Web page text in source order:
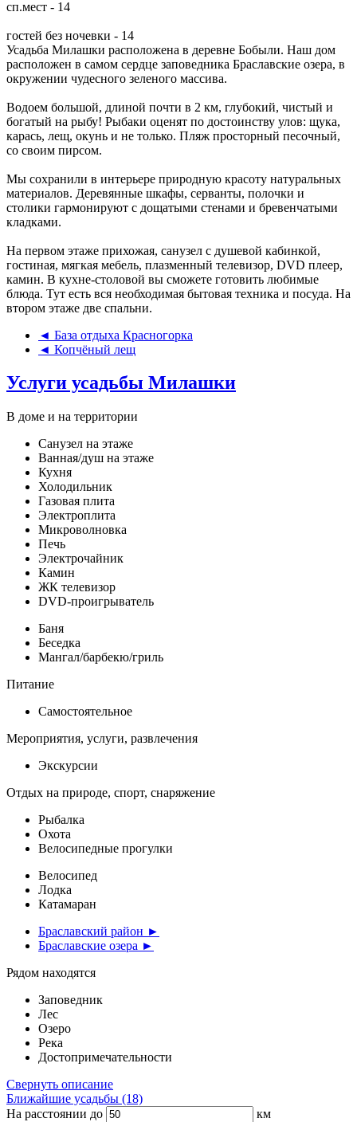
сп.мест - 14
гостей без ночевки - 14
Усадьба Милашки расположена в деревне Бобыли. Наш дом
расположен в самом сердце заповедника Браславские озера, в
окружении чудесного зеленого массива.
Водоем большой, длиной почти в 2 км, глубокий, чистый и
богатый на рыбу! Рыбаки оценят по достоинству улов: щука,
карась, лещ, окунь и не только. Пляж просторный песочный,
со своим пирсом.
Мы сохранили в интерьере природную красоту натуральных
материалов. Деревянные шкафы, серванты, полочки и
столики гармонируют с дощатыми стенами и бревенчатыми
кладками.
На первом этаже прихожая, санузел с душевой кабинкой,
гостиная, мягкая мебель, плазменный телевизор, DVD плеер,
камин. В кухне-столовой вы сможете готовить любимые
блюда. Тут есть вся необходимая бытовая техника и посуда. На
втором этаже две спальни.
◄ База отдыха Красногорка
◄ Копчёный лещ
Услуги усадьбы Милашки
В доме и на территории
Санузел на этаже
Ванная/душ на этаже
Кухня
Холодильник
Газовая плита
Электроплита
Микроволновка
Печь
Электрочайник
Камин
ЖК телевизор
DVD-проигрыватель
Баня
Беседка
Мангал/барбекю/гриль
Питание
Самостоятельное
Мероприятия, услуги, развлечения
Экскурсии
Отдых на природе, спорт, снаряжение
Рыбалка
Охота
Велосипедные прогулки
Велосипед
Лодка
Катамаран
Браславский район ►
Браславские озера ►
Рядом находятся
Заповедник
Лес
Озеро
Река
Достопримечательности
Свернуть описание
Ближайшие усадьбы (18)
На расстоянии до
км